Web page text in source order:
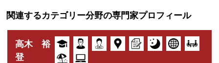
関連するカテゴリー分野の専門家プロフィール
高木 裕
登